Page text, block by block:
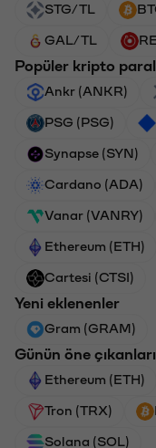
STG/TL
GAL/TL
Popüler kripto
Ankr (ANKR)
PSG (PSG)
Synapse (SYN)
Cardano (ADA)
Vanar (VANRY)
Ethereum (ETH)
Cartesi (CTSI)
Yeni eklenenler
Gram (GRAM)
Günün öne çıkanları
Ethereum (ETH)
Tron (TRX)
Solana (SOL)